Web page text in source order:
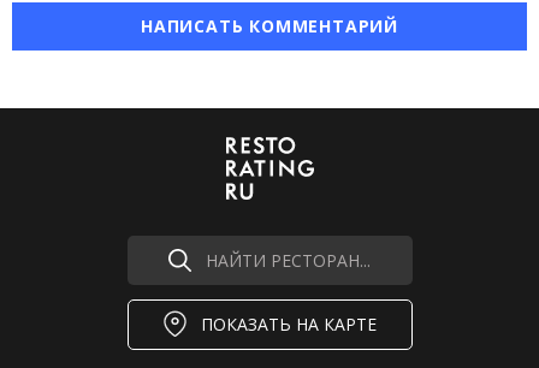
НАПИСАТЬ КОММЕНТАРИЙ
НАЙТИ РЕСТОРАН...
ПОКАЗАТЬ НА КАРТЕ